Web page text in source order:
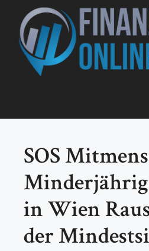
Inhalt
springen
SOS
in Wien
der